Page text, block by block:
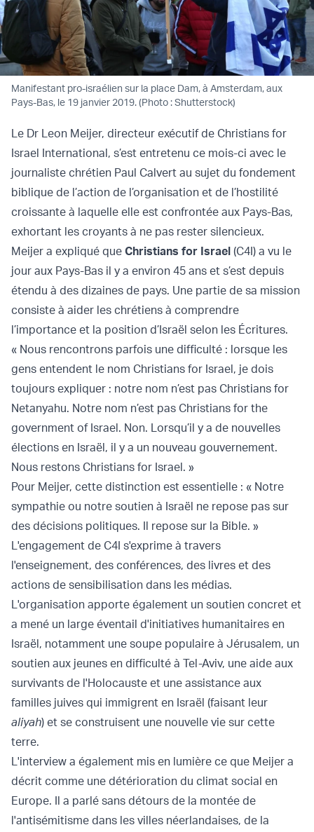
Manifestant pro-israélien sur la place Dam, à Amsterdam, aux
Pays-Bas, le 19 janvier 2019. (Photo : Shutterstock)
Le Dr Leon Meijer, directeur exécutif de Christians for
Israel International, s’est entretenu ce mois-ci avec le
journaliste chrétien Paul Calvert au sujet du fondement
biblique de l’action de l’organisation et de l’hostilité
croissante à laquelle elle est confrontée aux Pays-Bas,
exhortant les croyants à ne pas rester silencieux.
Meijer a expliqué que Christians for Israel (C4I) a vu le
jour aux Pays-Bas il y a environ 45 ans et s’est depuis
étendu à des dizaines de pays. Une partie de sa mission
consiste à aider les chrétiens à comprendre
l’importance et la position d’Israël selon les Écritures.
« Nous rencontrons parfois une difficulté : lorsque les
gens entendent le nom Christians for Israel, je dois
toujours expliquer : notre nom n’est pas Christians for
Netanyahu. Notre nom n’est pas Christians for the
government of Israel. Non. Lorsqu’il y a de nouvelles
élections en Israël, il y a un nouveau gouvernement.
Nous restons Christians for Israel. »
Pour Meijer, cette distinction est essentielle : « Notre
sympathie ou notre soutien à Israël ne repose pas sur
des décisions politiques. Il repose sur la Bible. »
L'engagement de C4I s'exprime à travers
l'enseignement, des conférences, des livres et des
actions de sensibilisation dans les médias.
L'organisation apporte également un soutien concret et
a mené un large éventail d'initiatives humanitaires en
Israël, notamment une soupe populaire à Jérusalem, un
soutien aux jeunes en difficulté à Tel-Aviv, une aide aux
survivants de l'Holocauste et une assistance aux
familles juives qui immigrent en Israël (faisant leur
aliyah) et se construisent une nouvelle vie sur cette
terre.
L'interview a également mis en lumière ce que Meijer a
décrit comme une détérioration du climat social en
Europe. Il a parlé sans détours de la montée de
l'antisémitisme dans les villes néerlandaises, de la